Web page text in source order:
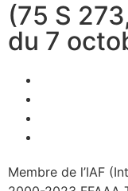
(75 S
du 7
Membre de l’IAF